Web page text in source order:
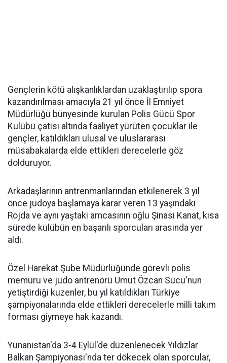
Gençlerin kötü alışkanlıklardan uzaklaştırılıp spora
kazandırılması amacıyla 21 yıl önce İl Emniyet
Müdürlüğü bünyesinde kurulan Polis Gücü Spor
Kulübü çatısı altında faaliyet yürüten çocuklar ile
gençler, katıldıkları ulusal ve uluslararası
müsabakalarda elde ettikleri derecelerle göz
dolduruyor.
Arkadaşlarının antrenmanlarından etkilenerek 3 yıl
önce judoya başlamaya karar veren 13 yaşındaki
Rojda ve aynı yaştaki amcasının oğlu Şinasi Kanat, kısa
sürede kulübün en başarılı sporcuları arasında yer
aldı.
Özel Harekat Şube Müdürlüğünde görevli polis
memuru ve judo antrenörü Umut Özcan Sucu'nun
yetiştirdiği kuzenler, bu yıl katıldıkları Türkiye
şampiyonalarında elde ettikleri derecelerle milli takım
forması giymeye hak kazandı.
Yunanistan'da 3-4 Eylül'de düzenlenecek Yıldızlar
Balkan Şampiyonası'nda ter dökecek olan sporcular,